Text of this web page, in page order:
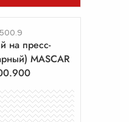
на пресс-
MASCAR